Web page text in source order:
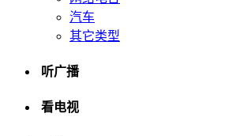
汽车
其它类型
听广播
看电视